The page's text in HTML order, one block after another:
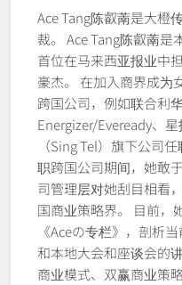
Ace Tang陈叡萳是大橙
裁。 Ace Tang陈叡萳
首位在马来西亚报业中
豪杰。 在加入商界成为
跨国公司，例如联合利
Energizer/Eveready、
（Sing Tel）旗下公司
职跨国公司期间，她敢
司管理层对她刮目相看
国商业策略界。 目前，
《Aceの专栏》，剖析
和本地大会和座谈会的
商业模式、双赢商业策